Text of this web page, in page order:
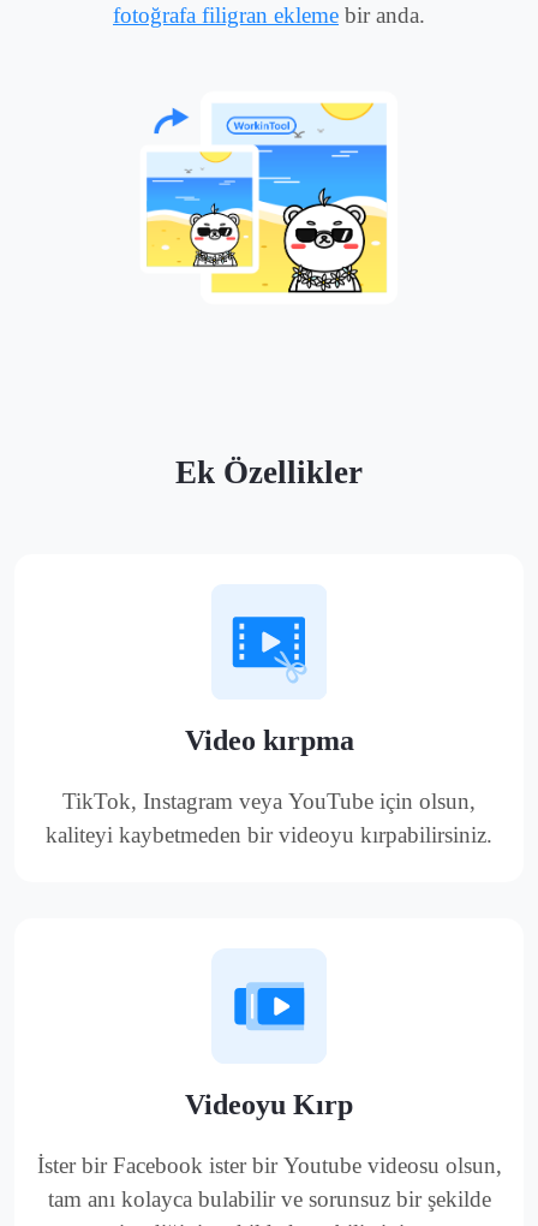
fotoğrafa filigran ekleme bir anda.
Ek Özellikler
Video kırpma
TikTok, Instagram veya YouTube için olsun,
kaliteyi kaybetmeden bir videoyu kırpabilirsiniz.
Videoyu Kırp
İster bir Facebook ister bir Youtube videosu olsun,
tam anı kolayca bulabilir ve sorunsuz bir şekilde